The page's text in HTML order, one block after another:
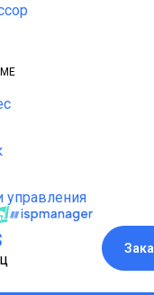
управления